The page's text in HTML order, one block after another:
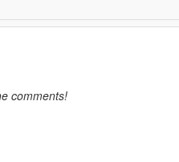
comments!